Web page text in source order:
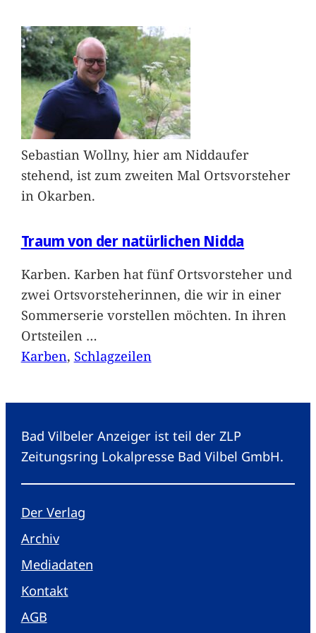
Sebastian Wollny, hier am Niddaufer
stehend, ist zum zweiten Mal Ortsvorsteher
in Okarben.
Traum von der natürlichen Nidda
Karben. Karben hat fünf Ortsvorsteher und
zwei Ortsvorsteherinnen, die wir in einer
Sommerserie vorstellen möchten. In ihren
Ortsteilen …
Karben, Schlagzeilen
Bad Vilbeler Anzeiger ist teil der ZLP
Zeitungsring Lokalpresse Bad Vilbel GmbH.
Der Verlag
Archiv
Mediadaten
Kontakt
AGB